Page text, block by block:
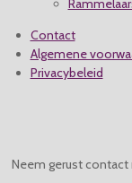
Contact
Algemene
Privacybeleid
Neem gerust